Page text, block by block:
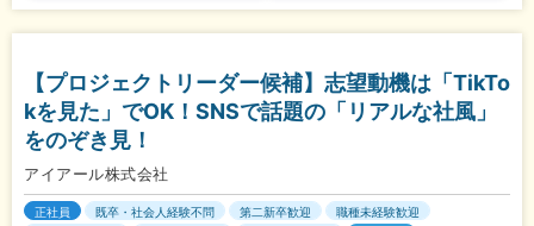
【プロジェクトリーダー候補】志望動機は「TikTo
kを見た」でOK！SNSで話題の「リアルな社風」
をのぞき見！
アイアール株式会社
正社員 既卒・社会人経験不問 第二新卒歓迎
職種未経験歓迎